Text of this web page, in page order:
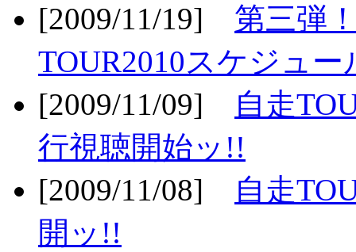
[2009/11/19] 第三弾
TOUR2010スケジュー
[2009/11/09]
自走
行視聴開始ッ!!
[2009/11/08]
自走
開ッ!!